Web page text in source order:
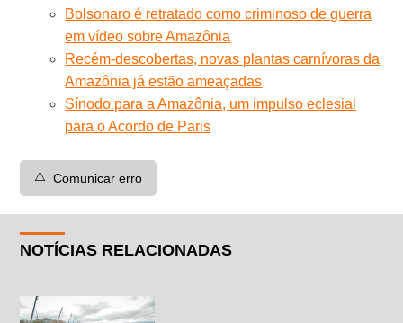
Bolsonaro é retratado como criminoso de guerra
em vídeo sobre Amazônia
Recém-descobertas, novas plantas carnívoras da
Amazônia já estão ameaçadas
Sínodo para a Amazônia, um impulso eclesial
para o Acordo de Paris
⚠️ Comunicar erro
NOTÍCIAS RELACIONADAS